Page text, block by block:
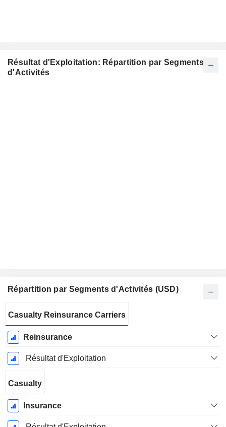
Résultat d'Exploitation: Répartition par Segments
d'Activités
Répartition par Segments d'Activités (USD)
Fiscale:
Décembre
Casualty Reinsurance Carriers
Reinsurance
Résultat d'Exploitation
Casualty
Insurance